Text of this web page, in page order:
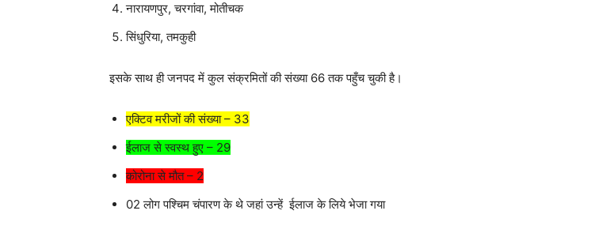
नारायणपुर, चरगांवा, मोतीचक
सिंधुरिया, तमकुही
इसके साथ ही जनपद में कुल संक्रमितों की संख्या 66 तक पहुँच चुकी है।
एक्टिव मरीजों की संख्या – 33
ईलाज से स्वस्थ हुए – 29
कोरोना से मौत – 2
02 लोग पश्चिम चंपारण के थे जहां उन्हें ईलाज के लिये भेजा गया